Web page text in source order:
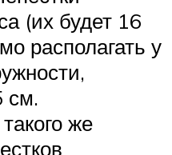
(их будет 16
располагать у
см.
же